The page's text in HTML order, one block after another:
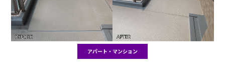
アパート・マンション